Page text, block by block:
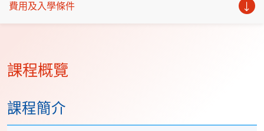
費用及入學條件
課程概覽
課程簡介